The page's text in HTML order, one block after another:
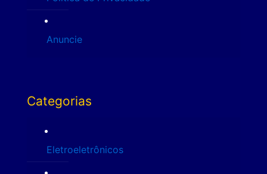
Anuncie
Categorias
Eletroeletrônicos